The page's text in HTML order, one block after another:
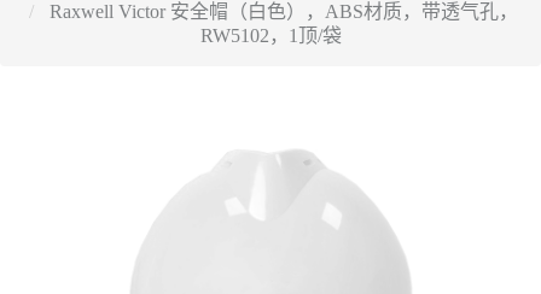
Raxwell Victor 安全帽（白色），ABS材质，带透气孔，
RW5102，1顶/袋